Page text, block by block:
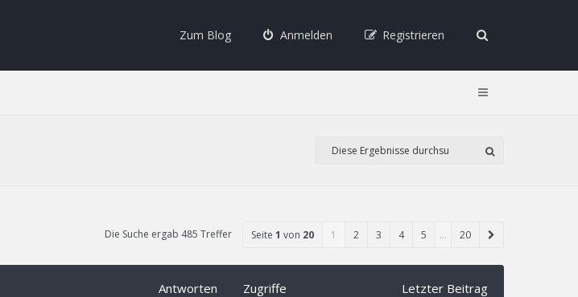
Zum Blog Anmelden Registrieren
Die Suche ergab 485 Treffer Seite 1 von 20 1 2 3 4 5 … 20
Antworten Zugriffe Letzter Beitrag